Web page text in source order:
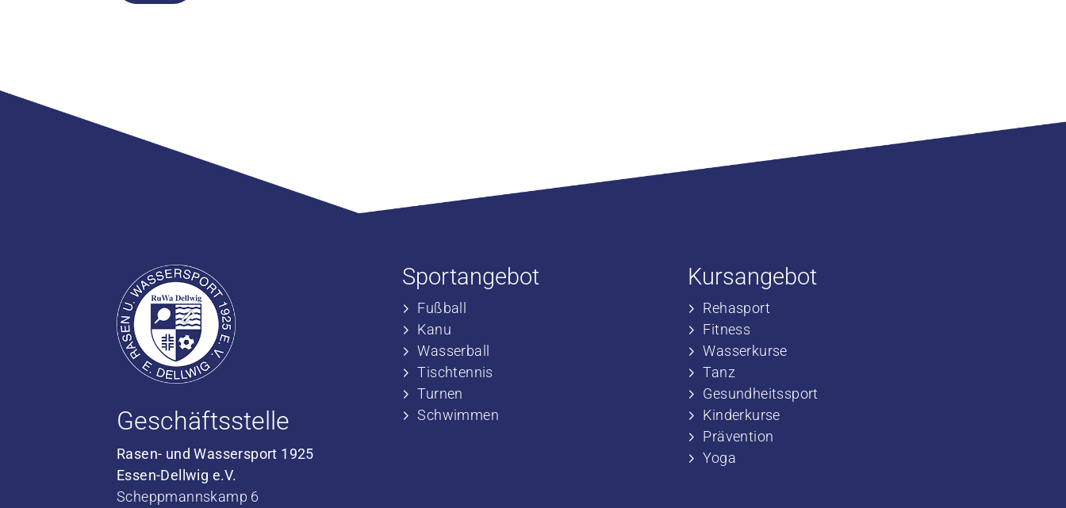
Geschäftsstelle
Rasen- und Wassersport 1925
Essen-Dellwig e.V.
Scheppmannskamp 6
Sportangebot
Fußball
​Kanu
​Wasserball
​Tischtennis
​​Turnen
​​Schwimmen
Kursangebot
​Rehasport
​​Fitness
​​Wasserkurse
​​Tanz
​Gesundheitssport
​Kinderkurse
Prävention
Yoga